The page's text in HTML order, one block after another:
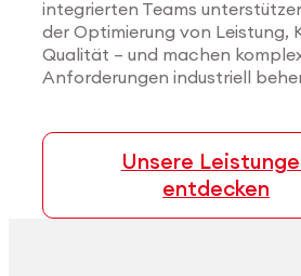
integrierten Teams
der Optimierung von Leistung,
Qualität – und machen
Anforderungen industriell
Unsere
entdecken